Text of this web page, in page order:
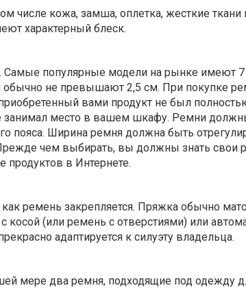
числе кожа, замша, оплетка, жесткие ткани
характерный блеск.
популярные модели на рынке имеют 7
не превышают 2,5 см. При покупке
вами продукт не был
занимал место в вашем шкафу. Ремни
пояса. Ширина ремня должна быть
чем выбирать, вы должны знать свои
продуктов в Интернете.
ремень закрепляется. Пряжка обычно
(или ремень с отверстиями) или
адаптируется к силуэту владельца.
мере два ремня, подходящие под одежду